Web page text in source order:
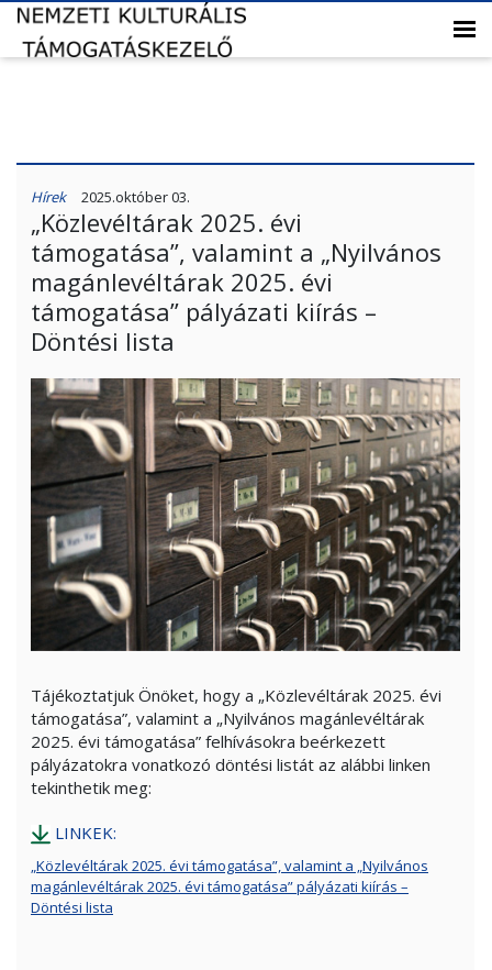
Hírek 2025.október 03.
„Közlevéltárak 2025. évi
támogatása”, valamint a „Nyilvános
magánlevéltárak 2025. évi
támogatása” pályázati kiírás –
Döntési lista
Tájékoztatjuk Önöket, hogy a „Közlevéltárak 2025. évi
támogatása”, valamint a „Nyilvános magánlevéltárak
2025. évi támogatása” felhívásokra beérkezett
pályázatokra vonatkozó döntési listát az alábbi linken
tekinthetik meg:
LINKEK:
„Közlevéltárak 2025. évi támogatása”, valamint a „Nyilvános
magánlevéltárak 2025. évi támogatása” pályázati kiírás –
Döntési lista